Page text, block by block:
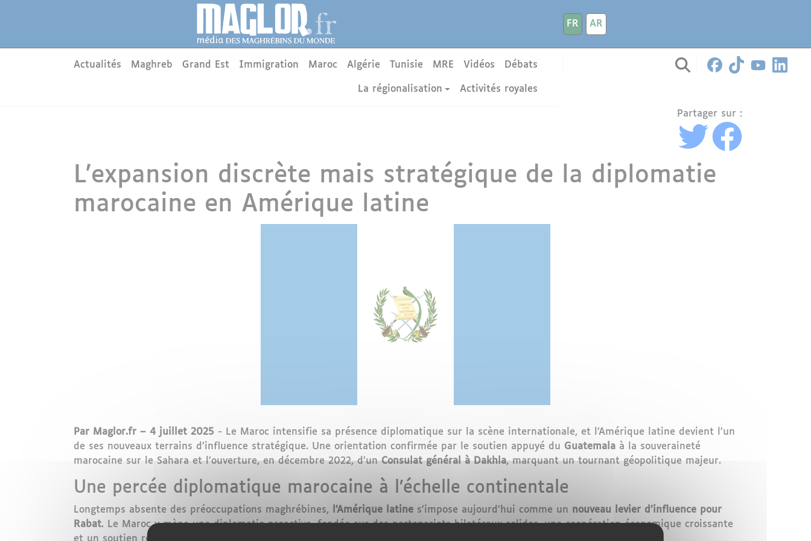
FR
AR
Main menu
Actualités Maghreb Grand Est Immigration Maroc Algérie Tunisie MRE Vidéos Débats
La régionalisation Activités royales
Partager sur :
L’expansion discrète mais stratégique de la diplomatie
marocaine en Amérique latine
Par Maglor.fr – 4 juillet 2025 - Le Maroc intensifie sa présence diplomatique sur la scène internationale, et l’Amérique latine devient l’un
de ses nouveaux terrains d’influence stratégique. Une orientation confirmée par le soutien appuyé du Guatemala à la souveraineté
marocaine sur le Sahara et l’ouverture, en décembre 2022, d’unConsulat général à Dakhla, marquant un tournant géopolitique majeur.
Une percée diplomatique marocaine à l’échelle continentale
Longtemps absente des préoccupations maghrébines, l’Amérique latine s’impose aujourd’hui comme un nouveau levier d’influence pour
Rabat. Le Maroc y mène une diplomatie proactive, fondée sur des partenariats bilatéraux solides, une coopération économique croissante
et un soutien renouvelé à son